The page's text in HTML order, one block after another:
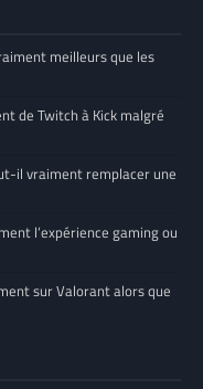
meilleurs que les
de Twitch à Kick malgré
il vraiment remplacer une
l’expérience gaming ou
sur Valorant alors que